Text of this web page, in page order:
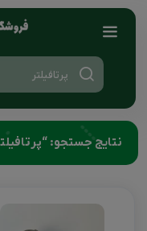
نتایج جستجو: